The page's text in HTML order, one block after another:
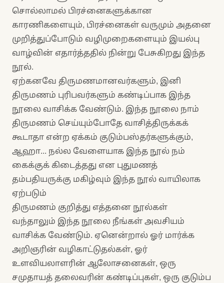
சொல்லாமல் பிரச்னைகளுக்கான
காரணிகளையும், பிரச்னைகள் வருமும் அதனை
முறித்துப்போடும் வழிமுறைகளையும் இயல்பு
வாழ்வின் எதார்த்ததில் நின்று பேசுகிறது இந்த
நூல்.
ஏற்கனவே திருமணமானவர்களும், இனி
திருமணம் புரிபவர்களும் கண்டிப்பாக இந்த
நூலை வாசிக்க வேண்டும். இந்த நூலை நாம்
திருமணம் செய்யும்போதே வாசித்திருக்கக்
கூடாதா என்ற ஏக்கம் குடும்பஸ்தர்களுக்கும்,
ஆஹா... நல்ல வேளையாக இந்த நூல் நம்
கைக்குக் கிடைத்தது என புதுமணத்
தம்பதியருக்கு மகிழ்வும் இந்த நூல் வாயிலாக
ஏற்படும்
திருமணம் குறித்து எத்தனை நூல்கள்
வந்தாலும் இந்த நூலை நீங்கள் அவசியம்
வாசிக்க வேண்டும். ஏனென்றால் ஓர் மார்க்க
அறிஞரின் வழிகாட்டுதல்கள், ஓர்
உளவியலாளரின் ஆலோசனைகள், ஒரு
சமுதாயத் தலைவரின் கண்டிப்புகள், ஒரு குடும்ப